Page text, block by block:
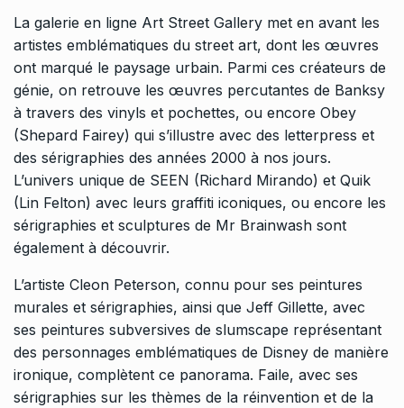
La galerie en ligne Art Street Gallery met en avant les
artistes emblématiques du street art, dont les œuvres
ont marqué le paysage urbain. Parmi ces créateurs de
génie, on retrouve les œuvres percutantes de Banksy
à travers des vinyls et pochettes, ou encore Obey
(Shepard Fairey) qui s’illustre avec des letterpress et
des sérigraphies des années 2000 à nos jours.
L’univers unique de SEEN (Richard Mirando) et Quik
(Lin Felton) avec leurs graffiti iconiques, ou encore les
sérigraphies et sculptures de Mr Brainwash sont
également à découvrir.
L’artiste Cleon Peterson, connu pour ses peintures
murales et sérigraphies, ainsi que Jeff Gillette, avec
ses peintures subversives de slumscape représentant
des personnages emblématiques de Disney de manière
ironique, complètent ce panorama. Faile, avec ses
sérigraphies sur les thèmes de la réinvention et de la